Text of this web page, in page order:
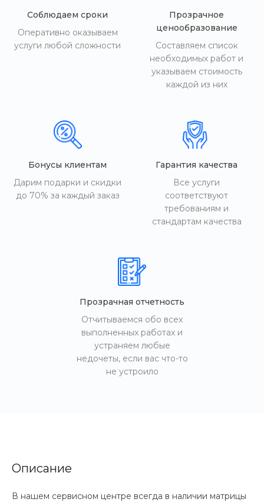
Соблюдаем сроки
Оперативно оказываем
услуги любой сложности
Прозрачное
ценообразование
Составляем список
необходимых работ и
указываем стоимость
каждой из них
Бонусы клиентам
Дарим подарки и скидки
до 70% за каждый заказ
Гарантия качества
Все услуги
соответствуют
требованиям и
стандартам качества
Прозрачная отчетность
Отчитываемся обо всех
выполненных работах и
устраняем любые
недочеты, если вас что-то
не устроило
Описание
В нашем сервисном центре всегда в наличии матрицы